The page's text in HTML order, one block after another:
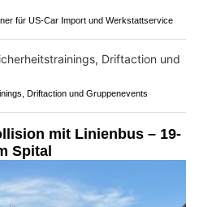
für US-Car Import und Werkstattservice
Driftaction und Gruppenevents
mit Linienbus – 19-
Spital